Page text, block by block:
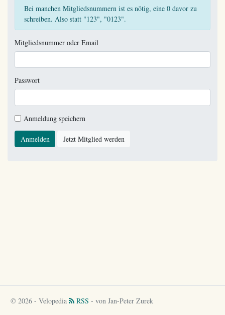
Bei manchen Mitgliedsnummern ist es nötig, eine 0 davor zu
schreiben. Also statt "123", "0123".
Mitgliedsnummer oder Email
Passwort
Anmeldung speichern
Anmelden Jetzt Mitglied werden
© 2026 - Velopedia RSS - von Jan-Peter Zurek